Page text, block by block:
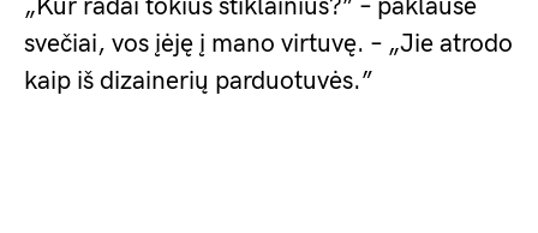
„Kur radai tokius stiklainius?” – paklausė
svečiai, vos įėję į mano virtuvę. – „Jie atrodo
kaip iš dizainerių parduotuvės.”